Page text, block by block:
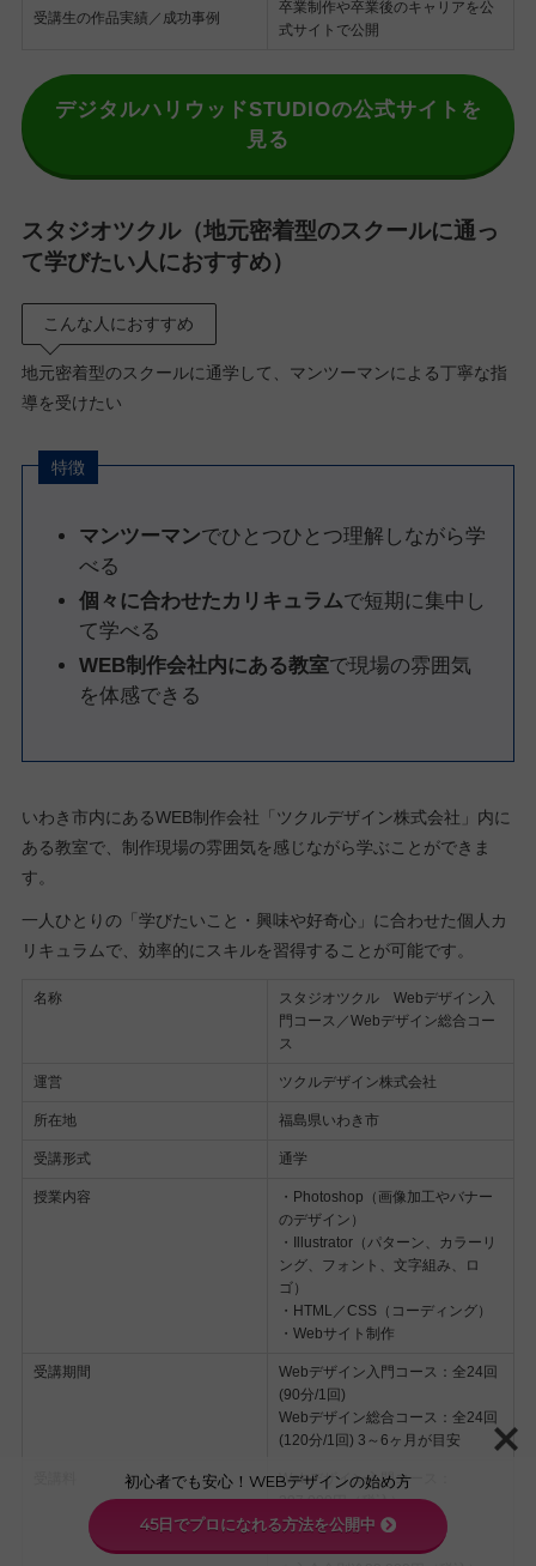
受講生の作品実績／成功事例
卒業制作や卒業後のキャリアを公
式サイトで公開
デジタルハリウッドSTUDIOの公式サイトを
見る
スタジオツクル（地元密着型のスクールに通っ
て学びたい人におすすめ）
こんな人におすすめ
地元密着型のスクールに通学して、マンツーマンによる丁寧な指
導を受けたい
特徴
マンツーマンでひとつひとつ理解しながら学
べる
個々に合わせたカリキュラムで短期に集中し
て学べる
WEB制作会社内にある教室で現場の雰囲気
を体感できる
いわき市内にあるWEB制作会社「ツクルデザイン株式会社」内に
ある教室で、制作現場の雰囲気を感じながら学ぶことができま
す。
一人ひとりの「学びたいこと・興味や好奇心」に合わせた個人カ
リキュラムで、効率的にスキルを習得することが可能です。
名称
スタジオツクル Webデザイン入
門コース／Webデザイン総合コー
ス
運営 ツクルデザイン株式会社
所在地 福島県いわき市
受講形式 通学
授業内容
・Photoshop（画像加工やバナー
のデザイン）
・Illustrator（パターン、カラーリ
ング、フォント、文字組み、ロ
ゴ）
・HTML／CSS（コーディング）
・Webサイト制作
受講期間
Webデザイン入門コース：全24回
(90分/1回)
Webデザイン総合コース：全24回
(120分/1回) 3～6ヶ月が目安
Webデザイン入門コース：
297,000円（税込）
Webデザイン総合コース：
初心者でも安心！WEBデザインの始め方
45日でプロになれる方法を公開中